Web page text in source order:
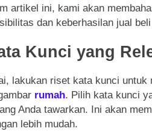
artikel ini, kami akan
dan keberhasilan jual
Kunci yang
lakukan riset kata kunci
rumah. Pilih kata kunci
Anda tawarkan. Ini akan
lebih mudah.